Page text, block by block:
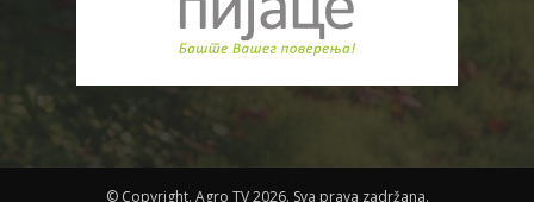
© Copyright. Agro TV 2026. Sva prava zadržana.